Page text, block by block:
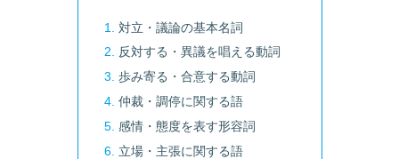
対立・議論の基本名詞
反対する・異議を唱える動詞
歩み寄る・合意する動詞
仲裁・調停に関する語
感情・態度を表す形容詞
立場・主張に関する語